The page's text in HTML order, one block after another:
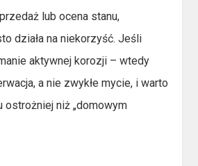
lub ocena stanu,
działa na niekorzyść. Jeśli
aktywnej korozji – wtedy
a nie zwykłe mycie, i warto
ostrożniej niż „domowym